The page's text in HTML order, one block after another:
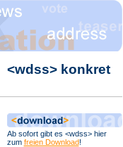
<wdss> konkret
Ab sofort gibt es <wdss> hier
zum freien Download!